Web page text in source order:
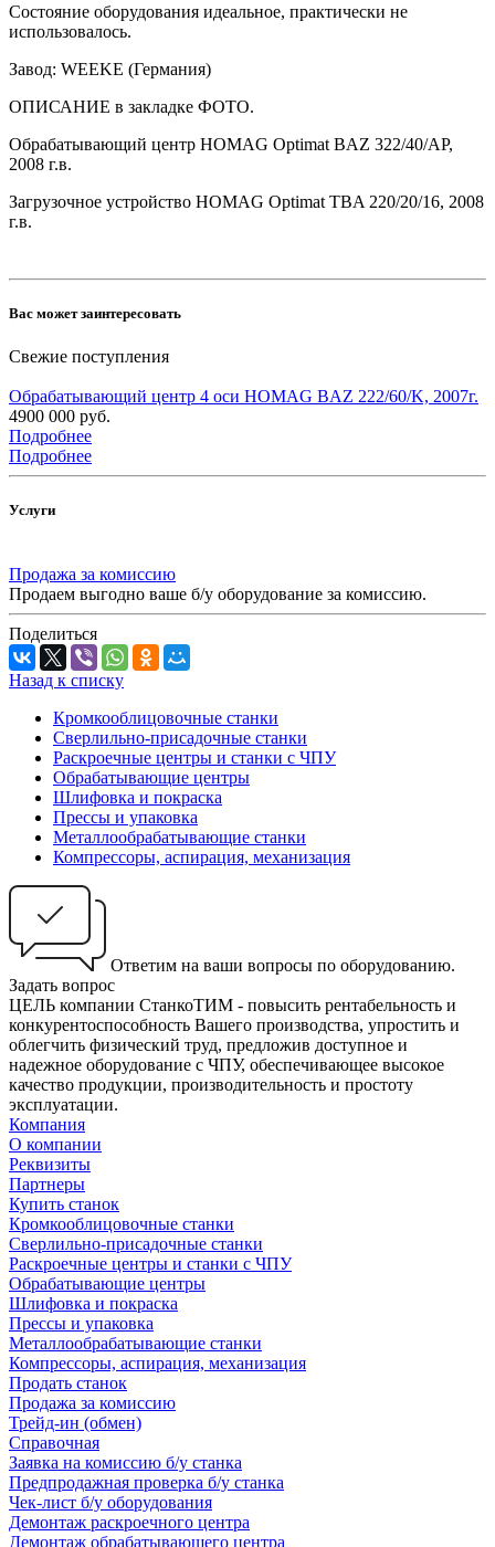
Состояние оборудования идеальное, практически не
использовалось.
Завод: WEEKE (Германия)
ОПИСАНИЕ в закладке ФОТО.
Обрабатывающий центр HOMAG Optimat BAZ 322/40/AP,
2008 г.в.
Загрузочное устройство HOMAG Optimat TBA 220/20/16, 2008
г.в.
Вас может заинтересовать
Свежие поступления
Обрабатывающий центр 4 оси HOMAG BAZ 222/60/K, 2007г.
4900 000 руб.
Подробнее
Подробнее
Услуги
Продажа за комиссию
Продаем выгодно ваше б/у оборудование за комиссию.
Поделиться
Назад к списку
Кромкооблицовочные станки
Сверлильно-присадочные станки
Раскроечные центры и станки с ЧПУ
Обрабатывающие центры
Шлифовка и покраска
Прессы и упаковка
Металлообрабатывающие станки
Компрессоры, аспирация, механизация
Ответим на ваши вопросы по оборудованию.
Задать вопрос
ЦЕЛЬ компании СтанкоТИМ - повысить рентабельность и
конкурентоспособность Вашего производства, упростить и
облегчить физический труд, предложив доступное и
надежное оборудование с ЧПУ, обеспечивающее высокое
качество продукции, производительность и простоту
эксплуатации.
Компания
О компании
Реквизиты
Партнеры
Купить станок
Кромкооблицовочные станки
Сверлильно-присадочные станки
Раскроечные центры и станки с ЧПУ
Обрабатывающие центры
Шлифовка и покраска
Прессы и упаковка
Металлообрабатывающие станки
Компрессоры, аспирация, механизация
Продать станок
Продажа за комиссию
Трейд-ин (обмен)
Справочная
Заявка на комиссию б/у станка
Предпродажная проверка б/у станка
Чек-лист б/у оборудования
Демонтаж раскроечного центра
Демонтаж обрабатывающего центра